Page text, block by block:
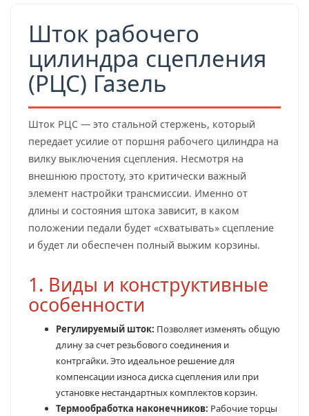
Шток рабочего
цилиндра сцепления
(РЦС) Газель
Шток РЦС — это стальной стержень, который
передает усилие от поршня рабочего цилиндра на
вилку выключения сцепления. Несмотря на
внешнюю простоту, это критически важный
элемент настройки трансмиссии. Именно от
длины и состояния штока зависит, в каком
положении педали будет «схватывать» сцепление
и будет ли обеспечен полный выжим корзины.
1. Виды и конструктивные
особенности
Регулируемый шток: Позволяет изменять общую
длину за счет резьбового соединения и
контргайки. Это идеальное решение для
компенсации износа диска сцепления или при
установке нестандартных комплектов корзин.
Термообработка наконечников: Рабочие торцы